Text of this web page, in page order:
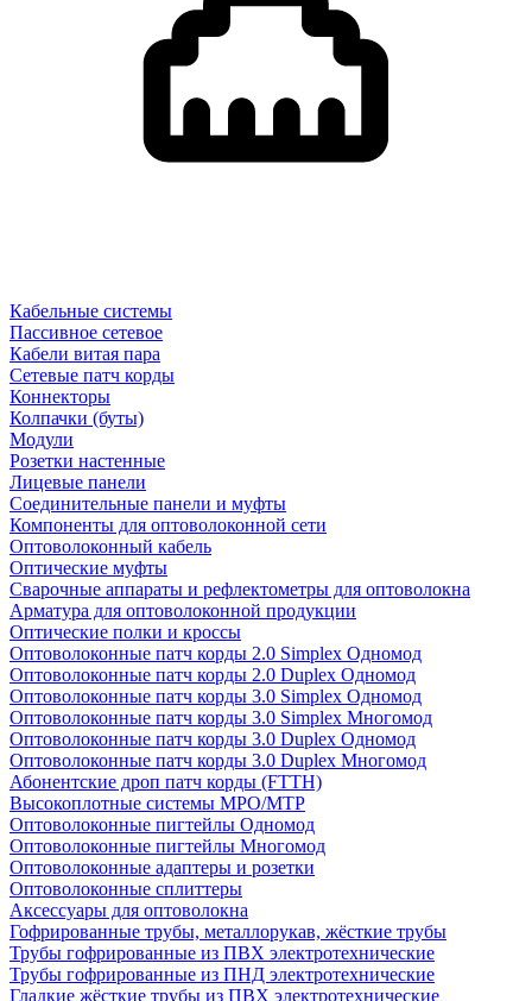
Кабельные системы
Пассивное сетевое
Кабели витая пара
Сетевые патч корды
Коннекторы
Колпачки (буты)
Модули
Розетки настенные
Лицевые панели
Соединительные панели и муфты
Компоненты для оптоволоконной сети
Оптоволоконный кабель
Оптические муфты
Сварочные аппараты и рефлектометры для оптоволокна
Арматура для оптоволоконной продукции
Оптические полки и кроссы
Оптоволоконные патч корды 2.0 Simplex Одномод
Оптоволоконные патч корды 2.0 Duplex Одномод
Оптоволоконные патч корды 3.0 Simplex Одномод
Оптоволоконные патч корды 3.0 Simplex Многомод
Оптоволоконные патч корды 3.0 Duplex Одномод
Оптоволоконные патч корды 3.0 Duplex Многомод
Абонентские дроп патч корды (FTTH)
Высокоплотные системы MPO/MTP
Оптоволоконные пигтейлы Одномод
Оптоволоконные пигтейлы Многомод
Оптоволоконные адаптеры и розетки
Оптоволоконные сплиттеры
Аксессуары для оптоволокна
Гофрированные трубы, металлорукав, жёсткие трубы
Трубы гофрированные из ПВХ электротехнические
Трубы гофрированные из ПНД электротехнические
Гладкие жёсткие трубы из ПВХ электротехнические